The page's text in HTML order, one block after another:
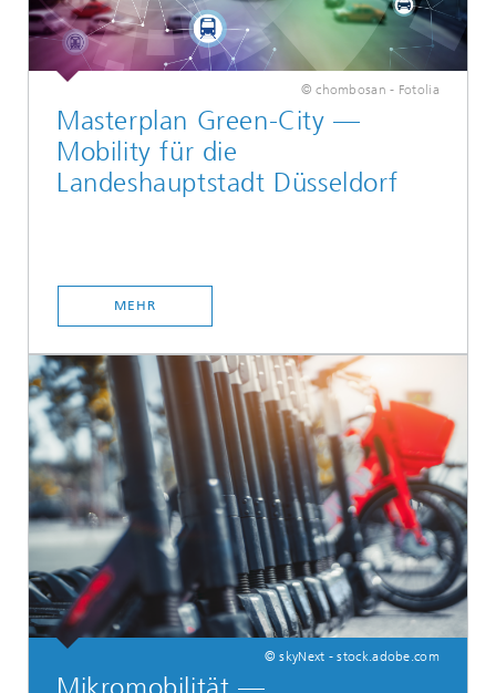
© chombosan - Fotolia
Masterplan Green-City —
Mobility für die
Landeshauptstadt Düsseldorf
MEHR
© skyNext - stock.adobe.com